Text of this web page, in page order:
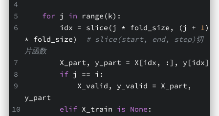
for j in range(k):
        idx = slice(j * fold_size, (j +
1)
* fold_size)
# slice(start, end, step)切
片函数
        X_part, y_part = X[idx, :], y[idx]
if j == i:
y_part
elif X_train is None :